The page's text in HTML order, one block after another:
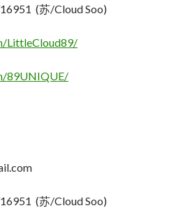
(苏/Cloud Soo)
LittleCloud89/
89UNIQUE/
(苏/Cloud Soo)